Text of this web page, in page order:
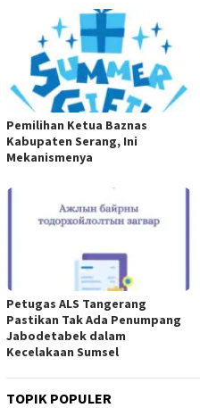
Pemilihan Ketua Baznas
Kabupaten Serang, Ini
Mekanismenya
Petugas ALS Tangerang
Pastikan Tak Ada Penumpang
Jabodetabek dalam
Kecelakaan Sumsel
TOPIK POPULER